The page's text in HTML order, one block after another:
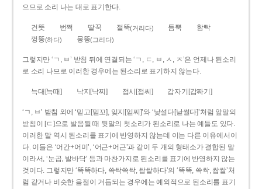
으므로 소리 나는 대로 표기한다.
건뜻 번쩍 딸꾹 절뚝(거리다) 듬뿍
함빡
껑뚱(하다) 뭉뚱(그리다)
그렇지만 ‘ㄱ, ㅂ’ 받침 뒤에 연결되는 ‘ㄱ, ㄷ, ㅂ, ㅅ, ㅈ’은 언제나 된소리
로 소리 나므로 이러한 경우에는 된소리로 표기하지 않는다.
늑대[늑때] 낙지[낙찌] 접시[접씨] 갑자기[갑짜기]
‘ㄱ, ㅂ’ 받침 외에 ‘믿고[믿꼬], 잊지[읻찌]’와 ‘낯설다[낟썰다]’처럼 앞말의
받침이 [ㄷ]으로 발음될 때 뒷말의 첫소리가 된소리로 나는 예들도 있다.
이러한 말 역시 된소리를 표기에 반영하지 않는데 이는 다른 이유에서이
다. 이들은 ‘어간+어미’, ‘어근+어근’과 같이 두 개의 형태소가 결합된 말
이라서, ‘눈곱, 발바닥’ 등과 마찬가지로 된소리를 표기에 반영하지 않는
것이다. 그렇지만 ‘똑똑하다, 쓱싹쓱싹, 쌉쌀하다’의 ‘똑똑, 쓱싹, 쌉쌀’처
럼 같거나 비슷한 음절이 거듭되는 경우에는 예외적으로 된소리를 표기